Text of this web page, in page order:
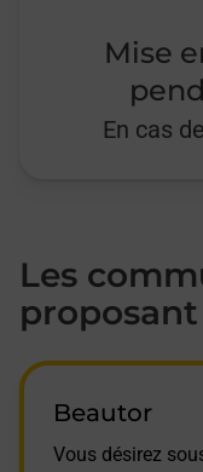
Mise
En cas
Les
Beautor
Vous désirez